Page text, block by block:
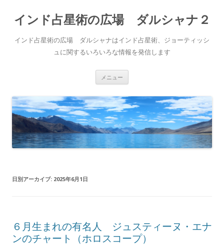
インド占星術の広場 ダルシャナ２
インド占星術の広場 ダルシャナはインド占星術、ジョーティッシ
ュに関するいろいろな情報を発信します
メニュー
ン
ツ
へ
ス
キ
ッ
プ
日別アーカイブ: 2025年6月1日
６月生まれの有名人 ジュスティーヌ・エナ
ンのチャート（ホロスコープ）